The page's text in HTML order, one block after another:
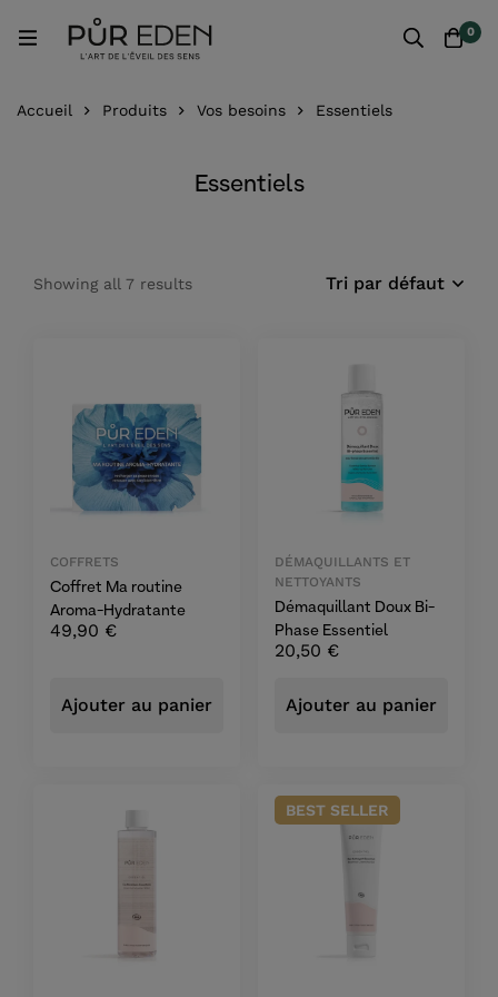
0
Accueil Produits Vos besoins Essentiels
Essentiels
Showing all 7 results Tri par défaut
COFFRETS
Coffret Ma routine
Aroma-Hydratante
49,90 €
Ajouter au panier
DÉMAQUILLANTS ET
NETTOYANTS
Démaquillant Doux Bi-
Phase Essentiel
20,50 €
Ajouter au panier
BEST SELLER